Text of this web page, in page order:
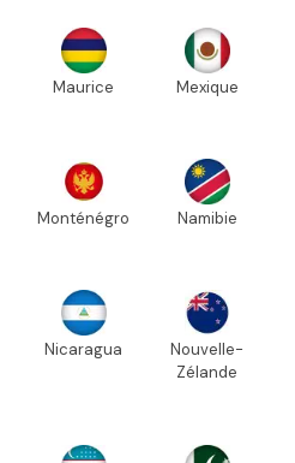
Maurice Mexique
Monténégro Namibie
Nicaragua
Nouvelle-
Zélande